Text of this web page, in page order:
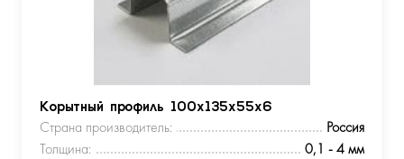
Корытный профиль 100х135х55х6
Страна производитель:
Россия
Толщина:
0,1 - 4 мм